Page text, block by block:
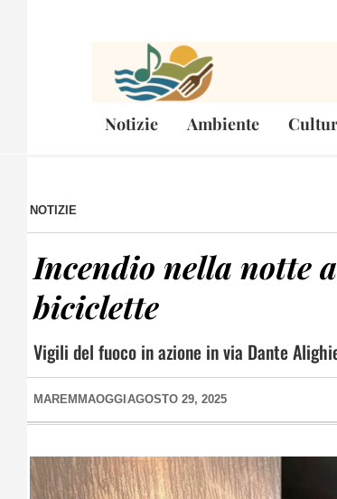
Notizie Ambiente
NOTIZIE
Incendio nella notte
biciclette
Vigili del fuoco in azione in via Dante
MAREMMAOGGI AGOSTO 29, 2025